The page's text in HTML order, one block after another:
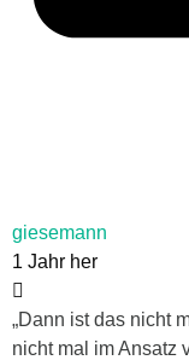
giesemann
1 Jahr her
„Dann ist das nicht
nicht mal im Ansatz